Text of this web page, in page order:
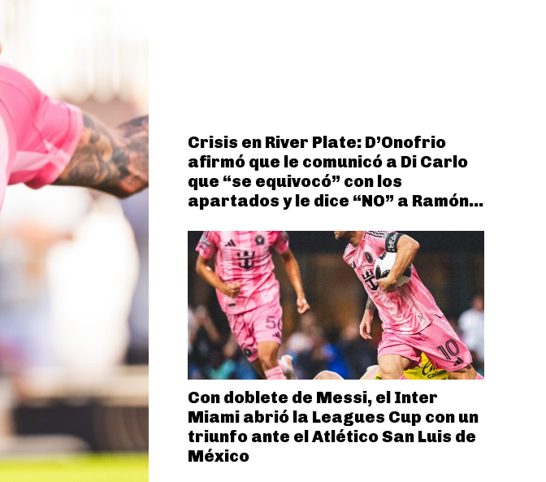
Crisis en River Plate: D’Onofrio
afirmó que le comunicó a Di Carlo
que “se equivocó” con los
apartados y le dice “NO” a Ramón...
Con doblete de Messi, el Inter
Miami abrió la Leagues Cup con un
triunfo ante el Atlético San Luis de
México